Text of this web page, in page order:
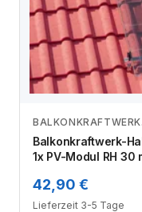
Balkonkraftwerk-
1x PV-Modul RH 30
42,90 €
Lieferzeit 3-5 Tage